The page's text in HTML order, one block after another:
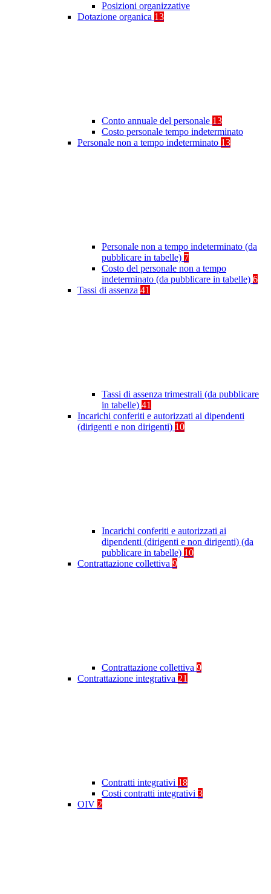
Posizioni organizzative
Dotazione organica 13
Conto annuale del personale 13
Costo personale tempo indeterminato
Personale non a tempo indeterminato 13
Personale non a tempo indeterminato (da
pubblicare in tabelle) 7
Costo del personale non a tempo
indeterminato (da pubblicare in tabelle) 6
Tassi di assenza 41
Tassi di assenza trimestrali (da pubblicare
in tabelle) 41
Incarichi conferiti e autorizzati ai dipendenti
(dirigenti e non dirigenti) 10
Incarichi conferiti e autorizzati ai
dipendenti (dirigenti e non dirigenti) (da
pubblicare in tabelle) 10
Contrattazione collettiva 9
Contrattazione collettiva 9
Contrattazione integrativa 21
Contratti integrativi 18
Costi contratti integrativi 3
OIV 2